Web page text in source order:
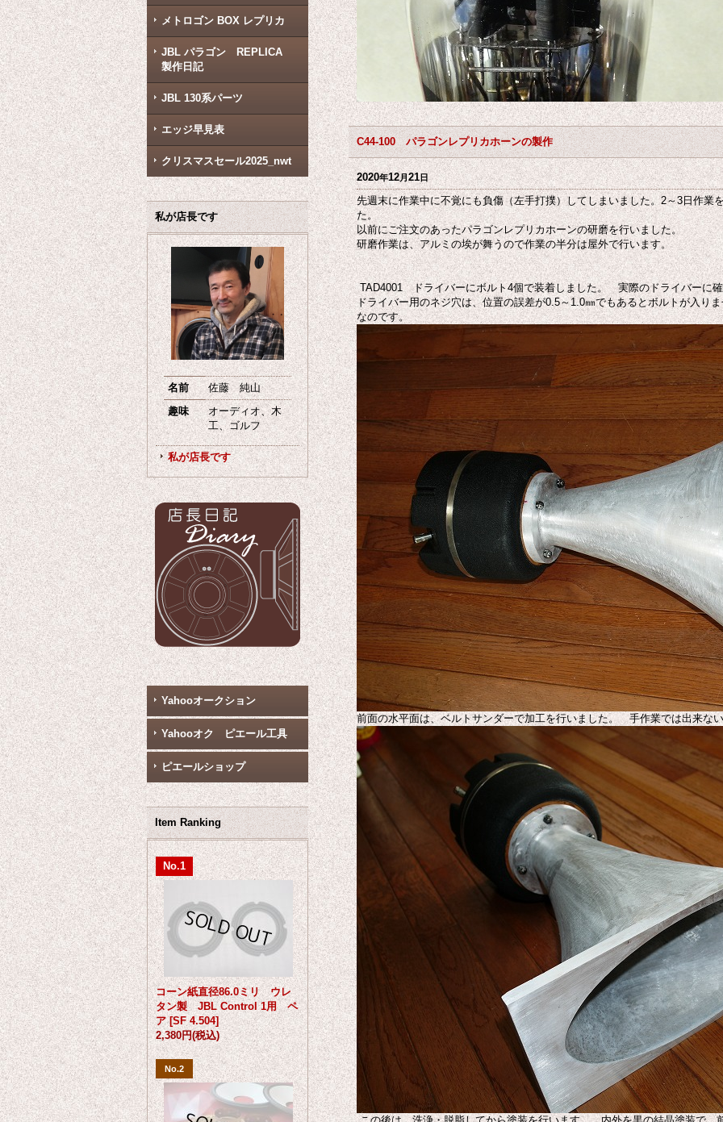
メトロゴン BOX レプリカ
JBL パラゴン REPLICA
製作日記
JBL 130系パーツ
エッジ早見表
クリスマスセール2025_nwt
私が店長です
名前
佐藤 純山
趣味
オーディオ、木
工、ゴルフ
私が店長です
Yahooオークション
Yahooオク ピエール工具
ピエールショップ
Item Ranking
No.1
コーン紙直径86.0ミリ ウレ
タン製 JBL Control 1用 ペ
ア [SF 4.504]
2,380円(税込)
No.2
C44-100 パラゴンレプリカホーンの製作
2020年12月21日
先週末に作業中に不覚にも負傷（左手打撲）してしまいました。2～3日作業
た。
以前にご注文のあったパラゴンレプリカホーンの研磨を行いました。
研磨作業は、アルミの埃が舞うので作業の半分は屋外で行います。
TAD4001 ドライバーにボルト4個で装着しました。 実際のドライバーに
ドライバー用のネジ穴は、位置の誤差が0.5～1.0㎜でもあるとボルトが入り
なのです。
前面の水平面は、ベルトサンダーで加工を行いました。 手作業では出来な